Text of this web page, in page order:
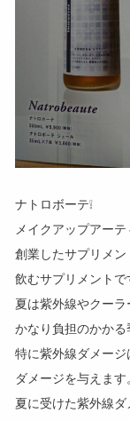
ナトロボーテ❕
メイクアップアー
創業したサプリメン
飲むサプリメントで
夏は紫外線やクー
かなり負担のかかる
特に紫外線ダメー
ダメージを与えます
夏に受けた紫外線